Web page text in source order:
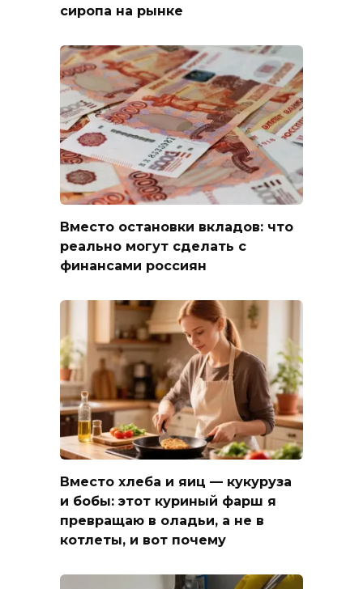
сиропа на рынке
Вместо остановки вкладов: что
реально могут сделать с
финансами россиян
Вместо хлеба и яиц — кукуруза
и бобы: этот куриный фарш я
превращаю в оладьи, а не в
котлеты, и вот почему